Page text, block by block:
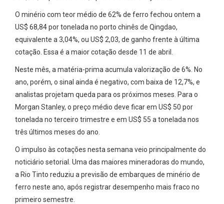
O minério com teor médio de 62% de ferro fechou ontem a
US$ 68,84 por tonelada no porto chinês de Qingdao,
equivalente a 3,04%, ou US$ 2,03, de ganho frente à última
cotação. Essa é a maior cotação desde 11 de abril.
Neste mês, a matéria-prima acumula valorização de 6%. No
ano, porém, o sinal ainda é negativo, com baixa de 12,7%, e
analistas projetam queda para os próximos meses. Para o
Morgan Stanley, o preço médio deve ficar em US$ 50 por
tonelada no terceiro trimestre e em US$ 55 a tonelada nos
três últimos meses do ano.
O impulso às cotações nesta semana veio principalmente do
noticiário setorial. Uma das maiores mineradoras do mundo,
a Rio Tinto reduziu a previsão de embarques de minério de
ferro neste ano, após registrar desempenho mais fraco no
primeiro semestre.